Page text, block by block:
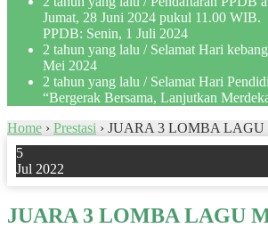
Jumat, 28 Juni 2024 pukul 11.00 WIB.
PPDB: Senin, 1 Juli 2024
2 tahun yang lalu / Selamat Hari
Mei 2024
2 tahun yang lalu / Selamat Hari
“Bergerak Bersama, Lanjutkan
Home › Prestasi › JUARA 3 LOMBA LAGU
5
Jul 2022
JUARA 3 LOMBA LAGU